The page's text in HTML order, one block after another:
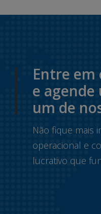
Entre em
e
um de
Não fique mais
operacional e
lucrativo que